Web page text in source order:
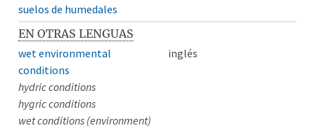
suelos de humedales
EN OTRAS LENGUAS
wet environmental
conditions
inglés
hydric conditions
hygric conditions
wet conditions (environment)